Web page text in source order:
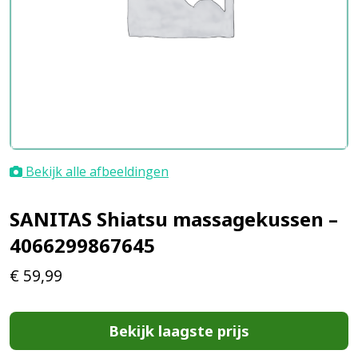
Bekijk alle afbeeldingen
SANITAS Shiatsu massagekussen –
4066299867645
€ 59,99
Bekijk laagste prijs